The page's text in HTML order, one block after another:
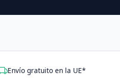
Envío gratuito en la UE*